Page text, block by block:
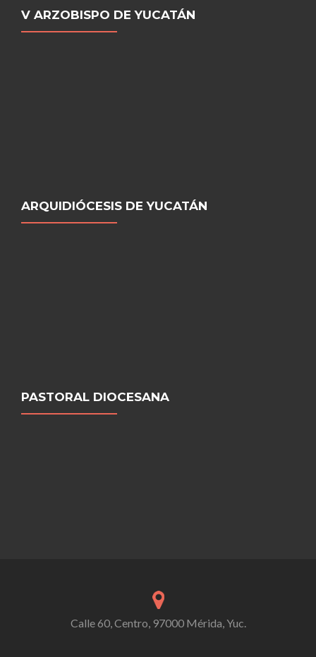
V ARZOBISPO DE YUCATÁN
ARQUIDIÓCESIS DE YUCATÁN
PASTORAL DIOCESANA
Calle 60, Centro, 97000 Mérida, Yuc.